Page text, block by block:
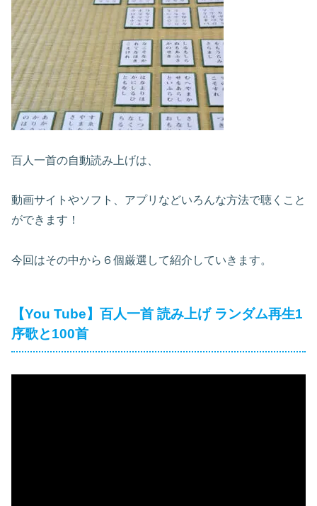
百人一首の自動読み上げは、
動画サイトやソフト、アプリなどいろんな方法で聴くこと
ができます！
今回はその中から６個厳選して紹介していきます。
【You Tube】百人一首 読み上げ ランダム再生1
序歌と100首